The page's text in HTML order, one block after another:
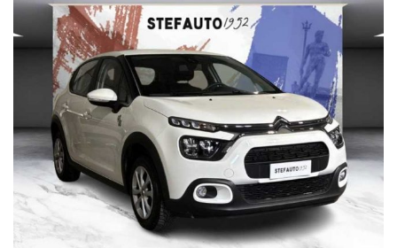
INDICARE:
(MODELLO, ANNO DI IMMATRICOLAZIONE, KM)
Per info su questa vettura contattare
CISA 2000 CONCESSIONARIA OPEL
VIA BENTINI, 111 40128 BOLOGNA
Tel. 051 551701
Cisa2000 declina ogni responsabilità per eventuali non
conformità relative ad equipaggiamento, omologazioni anti
inquinamento, accessori, ecc. pubblicate nei diversi portali.
Dette informazioni che non rappresentano in alcun modo
un impegno contrattuale in quanto non ci è possibile